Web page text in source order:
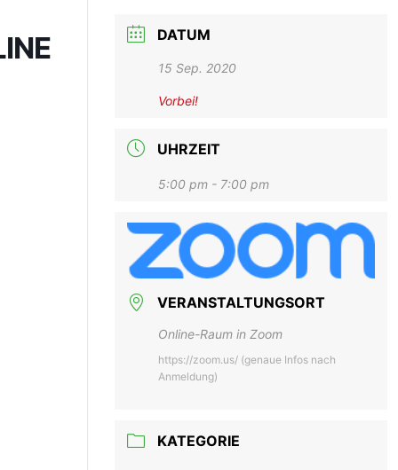
DATUM
15 Sep. 2020
Vorbei!
UHRZEIT
5:00 pm - 7:00 pm
VERANSTALTUNGSORT
Online-Raum in Zoom
https://zoom.us/ (genaue Infos nach
Anmeldung)
KATEGORIE